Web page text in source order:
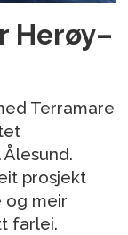
Herøy–
Terramare
prosjekt
og meir
farlei.